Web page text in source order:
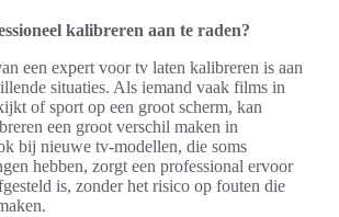
kalibreren aan te raden?
een expert voor tv laten kalibreren is aan
situaties. Als iemand vaak films in
of sport op een groot scherm, kan
een groot verschil maken in
bij nieuwe tv-modellen, die soms
hebben, zorgt een professional ervoor
is, zonder het risico op fouten die